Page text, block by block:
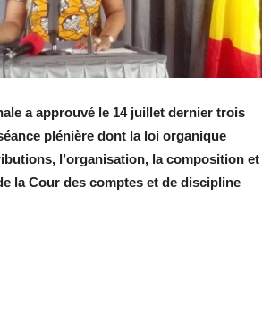
a approuvé le 14 juillet dernier trois
plénière dont la loi organique
l’organisation, la composition et
la Cour des comptes et de discipline